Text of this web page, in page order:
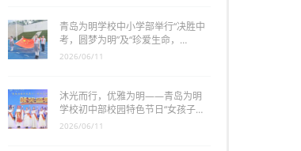
青岛为明学校中小学部举行“决胜中
考，圆梦为明”及“珍爱生命，…
2026/06/11
沐光而行，优雅为明——青岛为明
学校初中部校园特色节日“女孩子…
2026/06/11